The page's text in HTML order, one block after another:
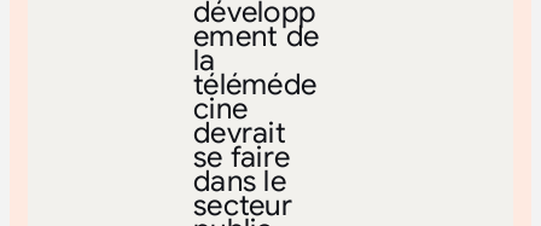
développ
ement de
la
téléméde
cine
devrait
se faire
dans le
secteur